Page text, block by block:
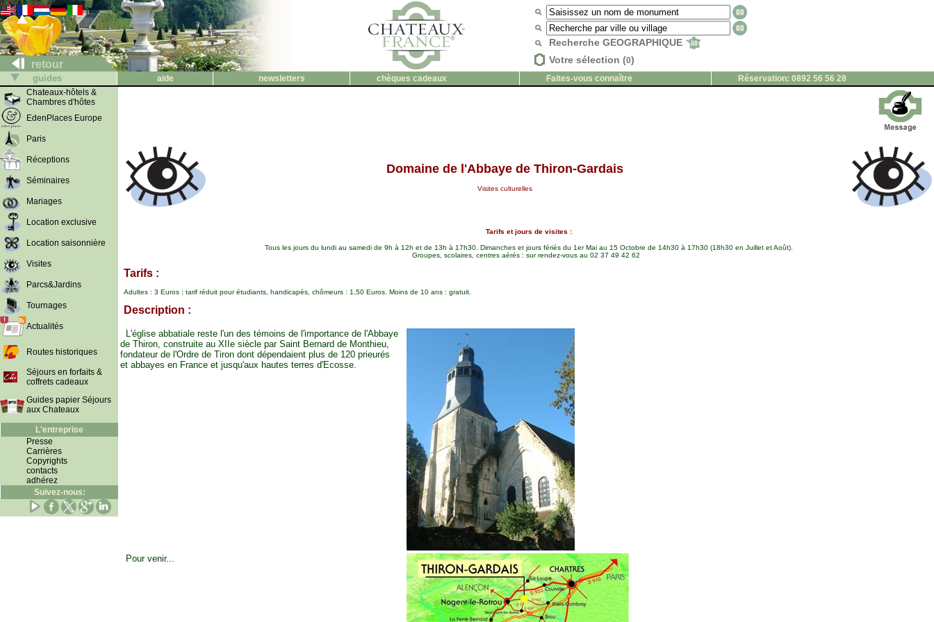
retour
Recherche GEOGRAPHIQUE
Votre sélection (0)
guides aide newsletters chèques cadeaux Faites-vous connaître
Réservation: 0892 56 56 28
Chateaux-hôtels &
Chambres d'hôtes
EdenPlaces Europe
Paris
Réceptions
Séminaires
Mariages
Location exclusive
Location saisonnière
Visites
Parcs&Jardins
Tournages
Actualités
Routes historiques
Séjours en forfaits &
coffrets cadeaux
Guides papier Séjours
aux Chateaux
L'entreprise
Presse
Carrières
Copyrights
contacts
adhérez
Suivez-nous:
Domaine de l'Abbaye de Thiron-Gardais
Visites culturelles
Tarifs et jours de visites :
Tous les jours du lundi au samedi de 9h à 12h et de 13h à 17h30. Dimanches et jours fériés du 1er Mai au 15 Octobre de 14h30 à 17h30 (18h30 en Juillet et Août).
Groupes, scolaires, centres aérés : sur rendez-vous au 02 37 49 42 62
Tarifs :
Adultes : 3 Euros ; tarif réduit pour étudiants, handicapés, chômeurs : 1,50 Euros. Moins de 10 ans : gratuit.
Description :
L'église abbatiale reste l'un des témoins de l'importance de l'Abbaye
de Thiron, construite au XIIe siècle par Saint Bernard de Monthieu,
fondateur de l'Ordre de Tiron dont dépendaient plus de 120 prieurés
et abbayes en France et jusqu'aux hautes terres d'Ecosse.
Pour venir...